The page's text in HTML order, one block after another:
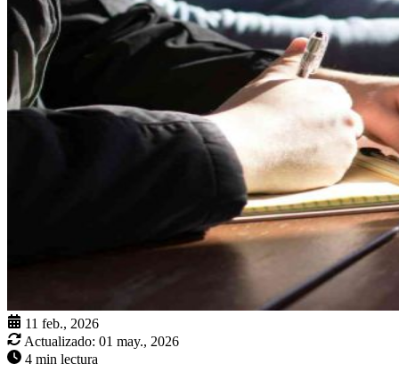
11 feb., 2026
Actualizado: 01 may., 2026
4 min lectura